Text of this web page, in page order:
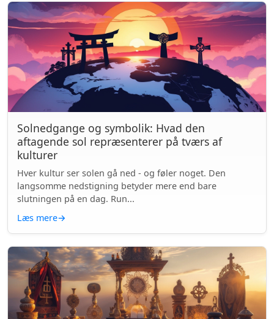
Solnedgange og symbolik: Hvad den
aftagende sol repræsenterer på tværs af
kulturer
Hver kultur ser solen gå ned - og føler noget. Den
langsomme nedstigning betyder mere end bare
slutningen på en dag. Run...
Læs mere→